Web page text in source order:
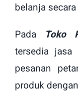
belanja
Pada
Toko
tersedia jasa
pesanan
produk